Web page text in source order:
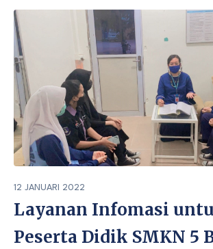
12 JANUARI 2022
Layanan Infomasi
Peserta Didik SMKN 5